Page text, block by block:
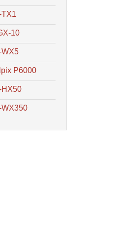
10
P6000
HX50